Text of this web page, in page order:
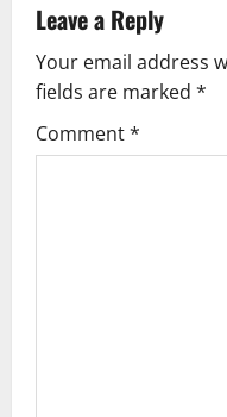
a
v
i
Leave a Reply
Your email address
fields are marked *
Comment*